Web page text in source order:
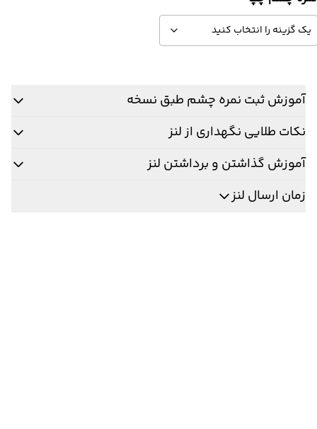
آموزش ثبت نمره چشم طبق نسخه
نکات طلایی نگهداری از لنز
آموزش گذاشتن و برداشتن لنز
زمان ارسال لنز